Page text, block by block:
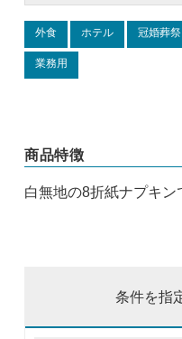
外食 ホテル 冠婚葬祭
業務用
商品特徴
白無地の8折紙ナプキン
条件を指